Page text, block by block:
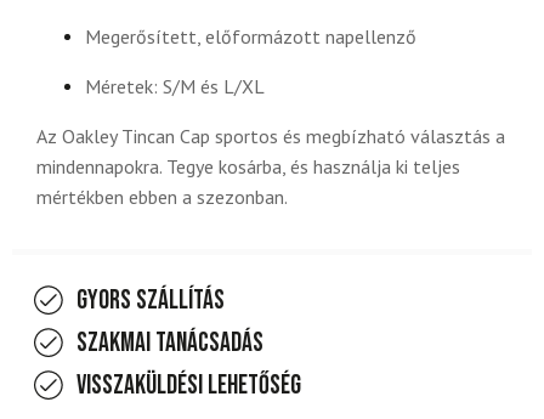
Megerősített, előformázott napellenző
Méretek: S/M és L/XL
Az Oakley Tincan Cap sportos és megbízható választás a
mindennapokra. Tegye kosárba, és használja ki teljes
mértékben ebben a szezonban.
Gyors szállítás
Szakmai tanácsadás
Visszaküldési lehetőség